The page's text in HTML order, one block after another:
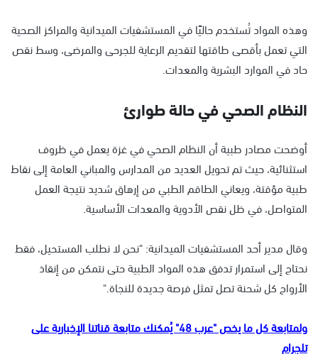
وهذه المواد تُستخدم حاليًا في المستشفيات الميدانية والمراكز الصحية
التي تعمل بأقصى طاقتها لتقديم الرعاية للجرحى والمرضى، وسط نقص
حاد في الموارد البشرية والمعدات.
النظام الصحي في حالة طوارئ
أوضحت مصادر طبية أن النظام الصحي في غزة يعمل في ظروف
استثنائية، حيث تم تحويل العديد من المدارس والمباني العامة إلى نقاط
طبية مؤقتة، ويعاني الطاقم الطبي من إرهاق شديد نتيجة العمل
المتواصل، في ظل نقص الأدوية والمعدات الأساسية.
وقال مدير أحد المستشفيات الميدانية: "نحن لا نطلب المستحيل، فقط
نحتاج إلى استمرار تدفق هذه المواد الطبية حتى نتمكن من إنقاذ
الأرواح كل شحنة تصل تمثل فرصة جديدة للنجاة."
ولمتابعة كل ما يخص "عرب 48" يُمكنك متابعة قناتنا الإخبارية على
تلجرام